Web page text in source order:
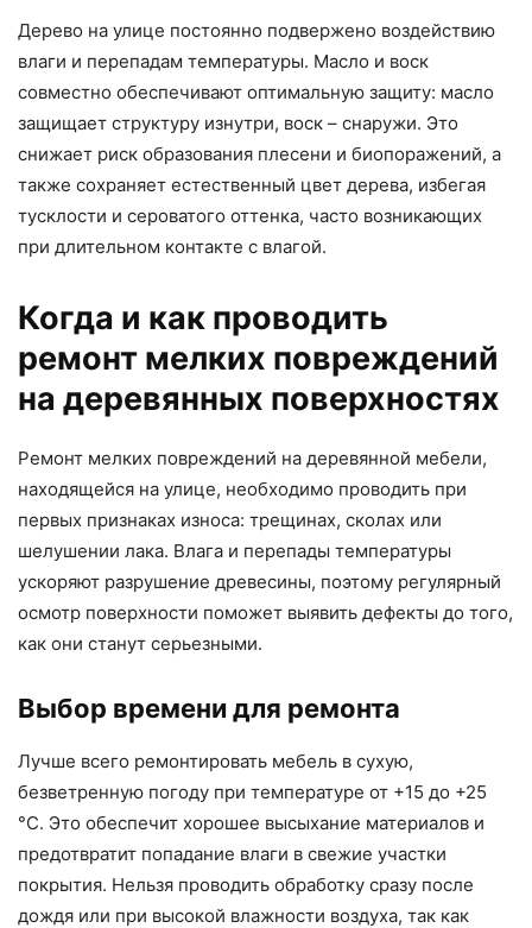
Дерево на улице постоянно подвержено воздействию
влаги и перепадам температуры. Масло и воск
совместно обеспечивают оптимальную защиту: масло
защищает структуру изнутри, воск – снаружи. Это
снижает риск образования плесени и биопоражений, а
также сохраняет естественный цвет дерева, избегая
тусклости и сероватого оттенка, часто возникающих
при длительном контакте с влагой.
Когда и как проводить
ремонт мелких повреждений
на деревянных поверхностях
Ремонт мелких повреждений на деревянной мебели,
находящейся на улице, необходимо проводить при
первых признаках износа: трещинах, сколах или
шелушении лака. Влага и перепады температуры
ускоряют разрушение древесины, поэтому регулярный
осмотр поверхности поможет выявить дефекты до того,
как они станут серьезными.
Выбор времени для ремонта
Лучше всего ремонтировать мебель в сухую,
безветренную погоду при температуре от +15 до +25
°C. Это обеспечит хорошее высыхание материалов и
предотвратит попадание влаги в свежие участки
покрытия. Нельзя проводить обработку сразу после
дождя или при высокой влажности воздуха, так как